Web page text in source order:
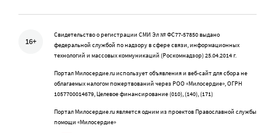
16+
Свидетельство о регистрации СМИ Эл № ФС77-57850 выдано
федеральной службой по надзору в сфере связи, информационных
технологий и массовых коммуникаций (Роскомнадзор) 25.04.2014 г.
Портал Милосердие.ru использует объявления и веб-сайт для сбора не
облагаемых налогом пожертвований через РОО «Милосердие», ОГРН
1057700014679, Целевое финансирование (010), (140), (171)
Портал Милосердие.ru является одним из проектов Православной службы
помощи «Милосердие»